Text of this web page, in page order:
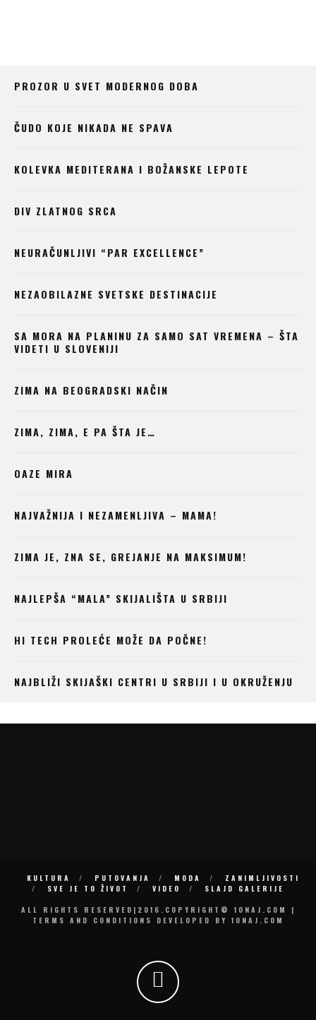
PROZOR U SVET MODERNOG DOBA
ČUDO KOJE NIKADA NE SPAVA
KOLEVKA MEDITERANA I BOŽANSKE LEPOTE
DIV ZLATNOG SRCA
NEURAČUNLJIVI “PAR EXCELLENCE”
NEZAOBILAZNE SVETSKE DESTINACIJE
SA MORA NA PLANINU ZA SAMO SAT VREMENA – ŠTA
VIDETI U SLOVENIJI
ZIMA NA BEOGRADSKI NAČIN
ZIMA, ZIMA, E PA ŠTA JE…
OAZE MIRA
NAJVAŽNIJA I NEZAMENLJIVA – MAMA!
ZIMA JE, ZNA SE, GREJANJE NA MAKSIMUM!
NAJLEPŠA “MALA” SKIJALIŠTA U SRBIJI
HI TECH PROLEĆE MOŽE DA POČNE!
NAJBLIŽI SKIJAŠKI CENTRI U SRBIJI I U OKRUŽENJU
KULTURA PUTOVANJA MODA
ZANIMLJIVOSTI
SVE JE TO ŽIVOT
VIDEO
SLAJD GALERIJE
ALL RIGHTS RESERVED|2016.COPYRIGHT© 10NAJ.COM |
TERMS AND CONDITIONS DEVELOPED BY 10NAJ.COM